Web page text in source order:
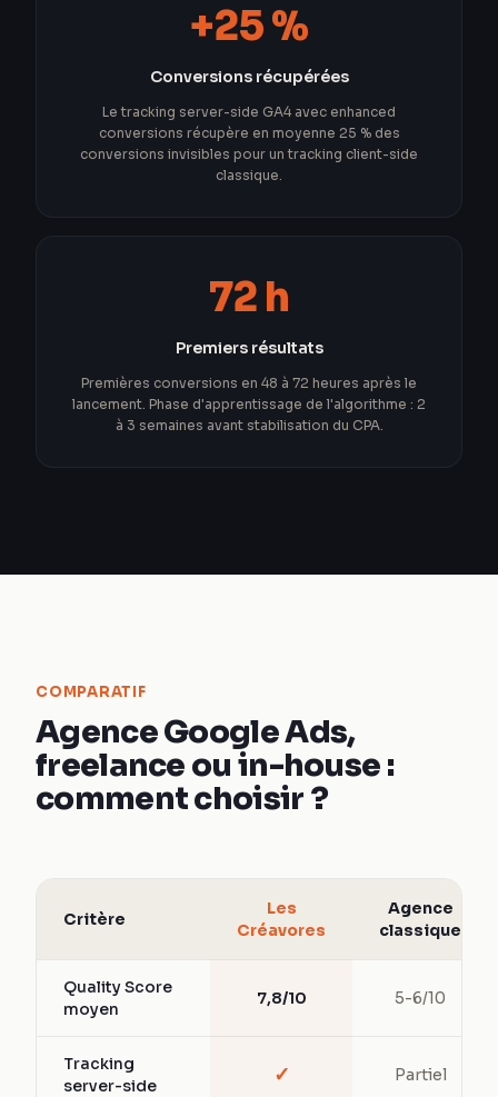
+25 %
Conversions récupérées
Le tracking server-side GA4 avec enhanced
conversions récupère en moyenne 25 % des
conversions invisibles pour un tracking client-side
classique.
72 h
Premiers résultats
Premières conversions en 48 à 72 heures après le
lancement. Phase d'apprentissage de l'algorithme : 2
à 3 semaines avant stabilisation du CPA.
COMPARATIF
Agence Google Ads,
freelance ou in-house :
comment choisir ?
Critère
Les
Créavores
Agence
classique
Quality Score
moyen
7,8/10 5-6/10
Tracking
server-side
✓ Partiel